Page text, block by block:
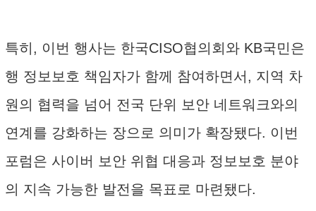
특히, 이번 행사는 한국CISO협의회와 KB국민은
행 정보보호 책임자가 함께 참여하면서, 지역 차
원의 협력을 넘어 전국 단위 보안 네트워크와의
연계를 강화하는 장으로 의미가 확장됐다. 이번
포럼은 사이버 보안 위협 대응과 정보보호 분야
의 지속 가능한 발전을 목표로 마련됐다.